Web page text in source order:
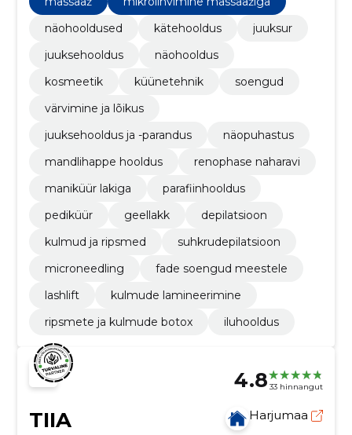
näohooldused
kätehooldus
juuksur
juuksehooldus
näohooldus
kosmeetik
küünetehnik
soengud
värvimine ja lõikus
juuksehooldus ja -parandus
näopuhastus
mandlihappe hooldus
renophase naharavi
maniküür lakiga
parafiinhooldus
pediküür
geellakk
depilatsioon
kulmud ja ripsmed
suhkrudepilatsioon
microneedling
fade soengud meestele
lashlift
kulmude lamineerimine
ripsmete ja kulmude botox
iluhooldus
4.8 33 hinnangut
TIIA Harjumaa